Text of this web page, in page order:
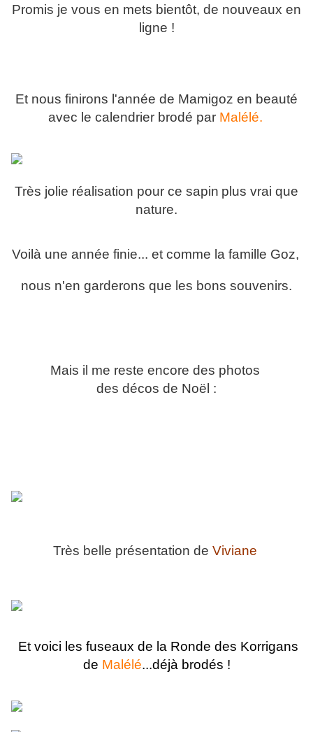
Promis je vous en mets bientôt, de nouveaux en
ligne !
Et nous finirons l'année de Mamigoz en beauté
avec le calendrier brodé par Malélé.
Très jolie réalisation pour ce sapin plus vrai que
nature.
Voilà une année finie... et comme la famille Goz,
nous n'en garderons que les bons souvenirs.
Mais il me reste encore des photos
des décos de Noël :
Très belle présentation de Viviane
Et voici les fuseaux de la Ronde des Korrigans
de Malélé...déjà brodés !